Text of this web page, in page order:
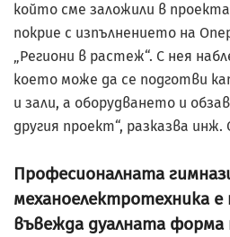
който сме заложили в
покрие с изпълнението на
„Региони в растеж“. С нея
което може да се подготви
и зали, а оборудването и
другия проект“, разказва инж.
Професионалната
механоелектротехника
въвежда дуалната форма